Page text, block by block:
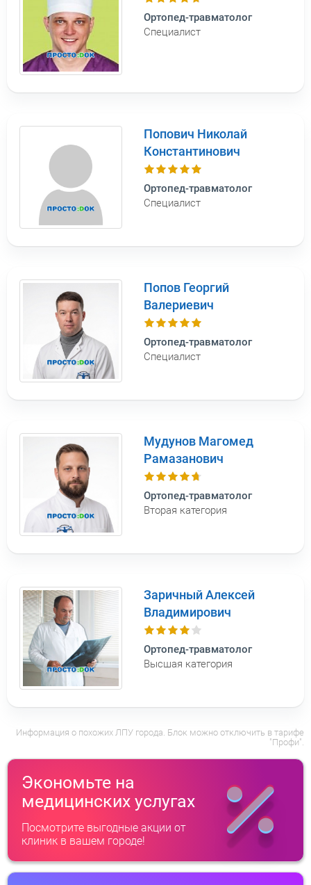
Ортопед-травматолог
Специалист
Попович Николай
Константинович
Ортопед-травматолог
Специалист
Попов Георгий
Валериевич
Ортопед-травматолог
Специалист
Мудунов Магомед
Рамазанович
Ортопед-травматолог
Вторая категория
Заричный Алексей
Владимирович
Ортопед-травматолог
Высшая категория
Информация о похожих ЛПУ города. Блок можно отключить в тарифе
"Профи".
Экономьте на
медицинских услугах
Посмотрите выгодные акции от
клиник в вашем городе!